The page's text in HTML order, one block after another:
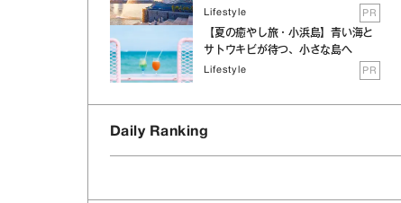
Lifestyle PR
【夏の癒やし旅・小浜島】青い海と
サトウキビが待つ、小さな島へ
Lifestyle PR
Daily Ranking